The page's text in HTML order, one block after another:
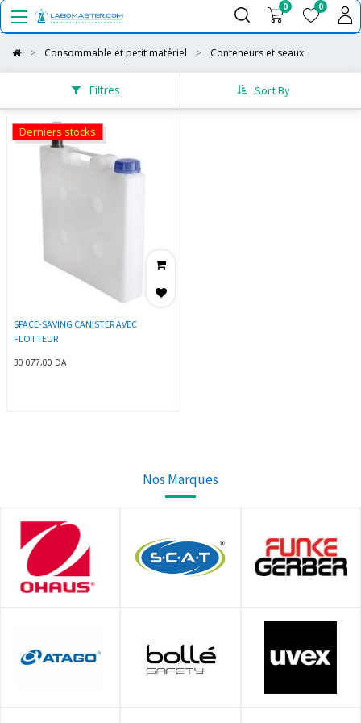
0 0
Consommable et petit matériel Conteneurs et seaux
Filtres Sort By
Derniers stocks
SPACE-SAVING CANISTER AVEC
FLOTTEUR
30 077,00 DA
Nos Marques